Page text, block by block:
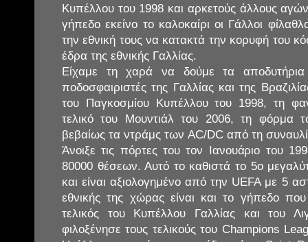
Κυπέλλου του 1998 και αρκετούς άλλους
γήπεδο εκείνο το καλοκαίρι οι Γάλλοι
την εθνική τους να κατακτά την κορυφή του
έδρα της εθνικής Γαλλίας.
Είχαμε τη χαρά να δούμε τα αποδυτήρια
ποδοσφαιριστές της Γαλλίας και της
του Παγκοσμίου Κυπέλλου του 1998, τη
τελικό του Μουντιάλ του 2006, τη φόρμα
βεβαίως τα ντράμς των AC/DC από τη
Άνοιξε τις πόρτες του τον Ιανουάριο του
80000 θέσεων. Αυτό το καθιστά το 5ο
και είναι αξιολογημένο από την UEFA με 5
εθνικής της χώρας είναι και το γήπεδο
τελικός του Κυπέλλου Γαλλίας και του
φιλοξένησε τους τελικούς του Champions